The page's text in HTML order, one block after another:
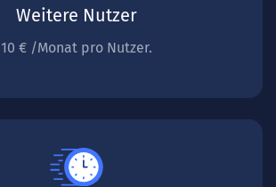
Weitere Nutzer
10 € /Monat pro Nutzer.